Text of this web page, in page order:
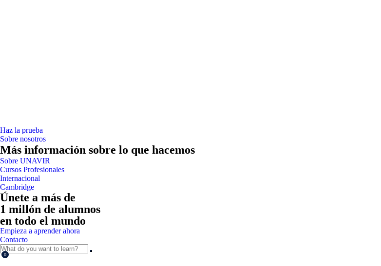
Haz la prueba
Sobre nosotros
Más información sobre lo que hacemos
Sobre UNAVIR
Cursos Profesionales
Internacional
Cambridge
Únete a más de
1 millón de alumnos
en todo el mundo
Empieza a aprender ahora
Contacto
0